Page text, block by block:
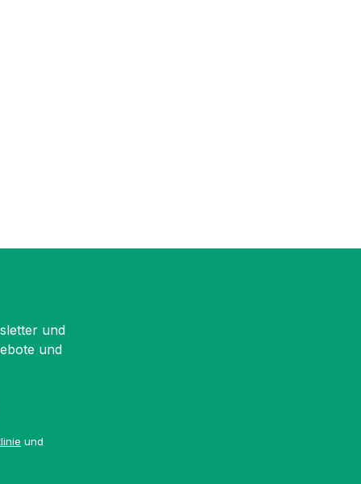
und
und
und